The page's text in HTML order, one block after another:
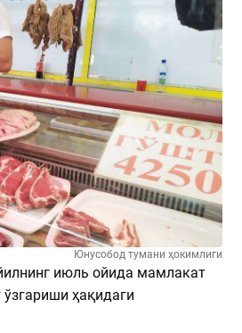
Юнусобод тумани ҳокимлиги
июль ойида мамлакат
ҳақидаги